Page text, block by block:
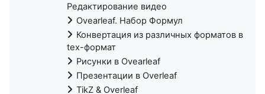
Редактирование видео
Ovearleaf. Набор Формул
Конвертация из различных форматов в
tex-формат
Рисунки в Ovearleaf
Презентации в Overleaf
TikZ & Overleaf